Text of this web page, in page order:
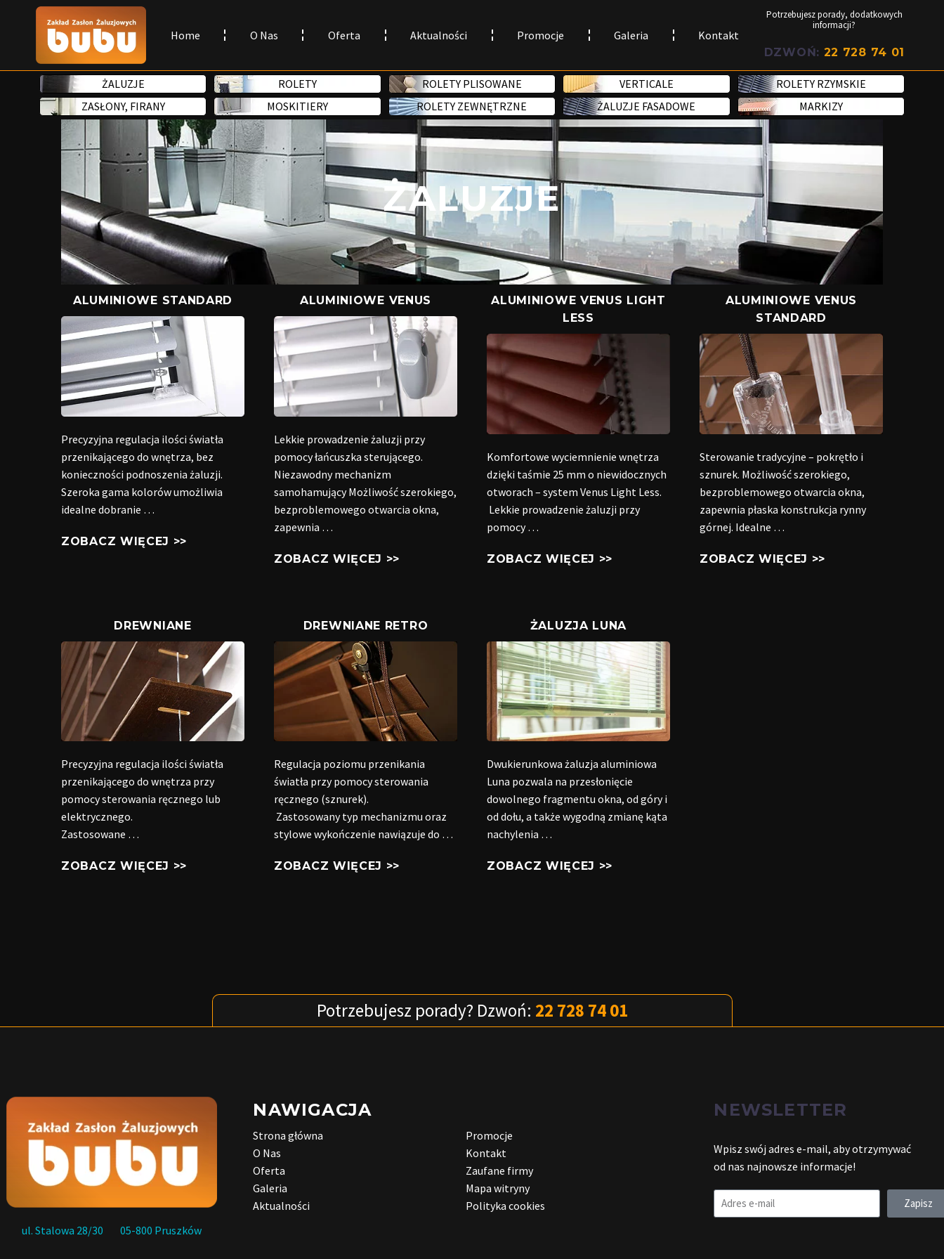
Home O Nas Oferta Aktualności Promocje Galeria Kontakt
Potrzebujesz porady, dodatkowych
informacji?
DZWOŃ: 22 728 74 01
ŻALUZJE ROLETY ROLETY PLISOWANE VERTICALE
ROLETY RZYMSKIE
ZASŁONY, FIRANY
MOSKITIERY ROLETY ZEWNĘTRZNE ŻALUZJE FASADOWE MARKIZY
ŻALUZJE
ALUMINIOWE STANDARD
Precyzyjna regulacja ilości światła
przenikającego do wnętrza, bez
konieczności podnoszenia żaluzji.
Szeroka gama kolorów umożliwia
idealne dobranie …
ZOBACZ WIĘCEJ >>
ALUMINIOWE VENUS
Lekkie prowadzenie żaluzji przy
pomocy łańcuszka sterującego.
Niezawodny mechanizm
samohamujący Możliwość szerokiego,
bezproblemowego otwarcia okna,
zapewnia …
ZOBACZ WIĘCEJ >>
ALUMINIOWE VENUS LIGHT
LESS
Komfortowe wyciemnienie wnętrza
dzięki taśmie 25 mm o niewidocznych
otworach – system Venus Light Less.
Lekkie prowadzenie żaluzji przy
pomocy …
ZOBACZ WIĘCEJ >>
ALUMINIOWE VENUS
STANDARD
Sterowanie tradycyjne – pokrętło i
sznurek. Możliwość szerokiego,
bezproblemowego otwarcia okna,
zapewnia płaska konstrukcja rynny
górnej. Idealne …
ZOBACZ WIĘCEJ >>
DREWNIANE
Precyzyjna regulacja ilości światła
przenikającego do wnętrza przy
pomocy sterowania ręcznego lub
elektrycznego.
Zastosowane …
ZOBACZ WIĘCEJ >>
DREWNIANE RETRO
Regulacja poziomu przenikania
światła przy pomocy sterowania
ręcznego (sznurek).
Zastosowany typ mechanizmu oraz
stylowe wykończenie nawiązuje do …
ZOBACZ WIĘCEJ >>
ŻALUZJA LUNA
Dwukierunkowa żaluzja aluminiowa
Luna pozwala na przesłonięcie
dowolnego fragmentu okna, od góry i
od dołu, a także wygodną zmianę kąta
nachylenia …
ZOBACZ WIĘCEJ >>
Potrzebujesz porady? Dzwoń: 22 728 74 01
ul. Stalowa 28/30 05-800 Pruszków
NAWIGACJA
Strona główna
O Nas
Oferta
Galeria
Aktualności
Promocje
Kontakt
Zaufane firmy
Mapa witryny
Polityka cookies
NEWSLETTER
Wpisz swój adres e-mail, aby otrzymywać
od nas najnowsze informacje!
Zapisz